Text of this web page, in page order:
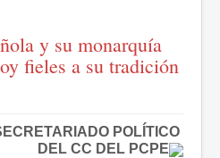
y su monarquía
fieles a su tradición
POLÍTICO
DEL CC DEL PCPE